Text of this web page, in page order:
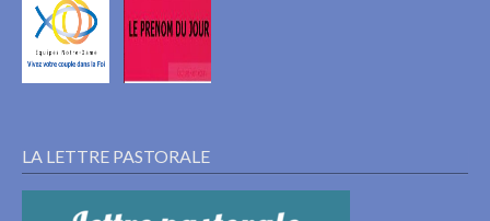
LA LETTRE PASTORALE